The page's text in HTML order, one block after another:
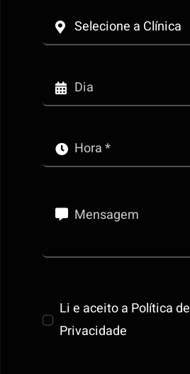
Li e aceito a Política de
Privacidade